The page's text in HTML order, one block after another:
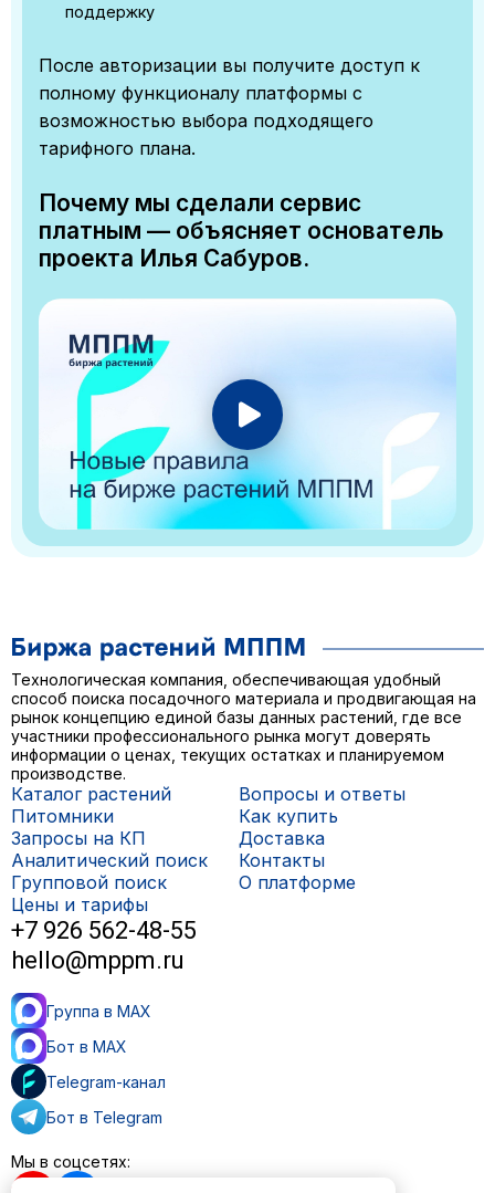
поддержку
После авторизации вы получите доступ к
полному функционалу платформы с
возможностью выбора подходящего
тарифного плана.
Почему мы сделали сервис
платным — объясняет основатель
проекта Илья Сабуров.
Технологическая компания, обеспечивающая удобный
способ поиска посадочного материала и продвигающая на
рынок концепцию единой базы данных растений, где все
участники профессионального рынка могут доверять
информации о ценах, текущих остатках и планируемом
производстве.
Каталог растений
Питомники
Запросы на КП
Аналитический поиск
Групповой поиск
Цены и тарифы
Вопросы и ответы
Как купить
Доставка
Контакты
О платформе
+7 926 562-48-55
hello@mppm.ru
Группа в MAX
Бот в MAX
Telegram-канал
Бот в Telegram
Мы в соцсетях: